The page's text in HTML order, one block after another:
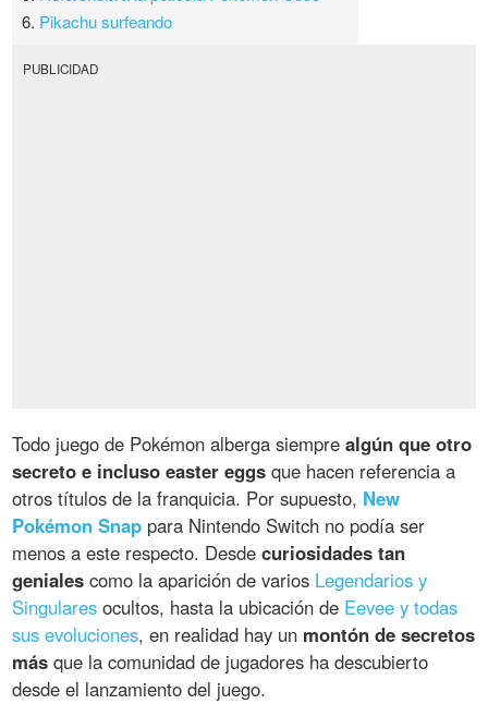
6. Pikachu surfeando
PUBLICIDAD
Todo juego de Pokémon alberga siemprealgún que otro
secreto e incluso easter eggs que hacen referencia a
otros títulos de la franquicia. Por supuesto, New
Pokémon Snap para Nintendo Switch no podía ser
menos a este respecto. Desdecuriosidades tan
geniales como la aparición de varios Legendarios y
Singulares ocultos, hasta la ubicación de Eevee y todas
sus evoluciones, en realidad hay un montón de secretos
más que la comunidad de jugadores ha descubierto
desde el lanzamiento del juego.